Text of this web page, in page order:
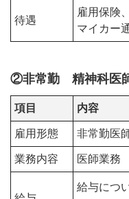
待遇
雇用保険
マイカー
②非常勤 精神科医
項目 内容
雇用形態 非常勤医
業務内容 医師業務
給与につ